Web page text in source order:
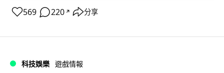
569 220 ↗ 分享
科技娛樂 遊戲情報